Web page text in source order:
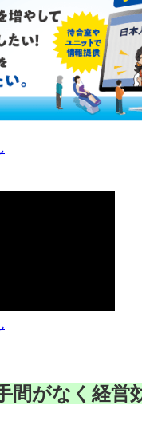
間がなく経営